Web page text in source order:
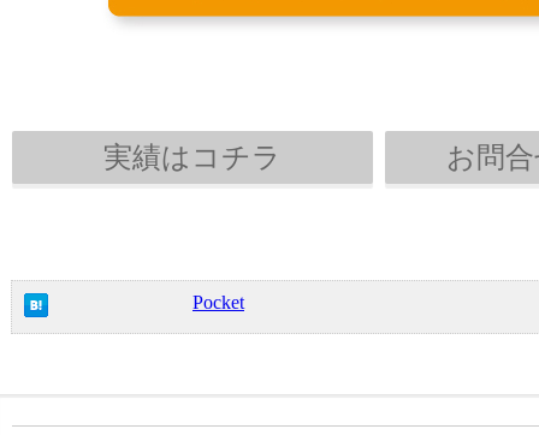
実績はコチラ お問
Pocket